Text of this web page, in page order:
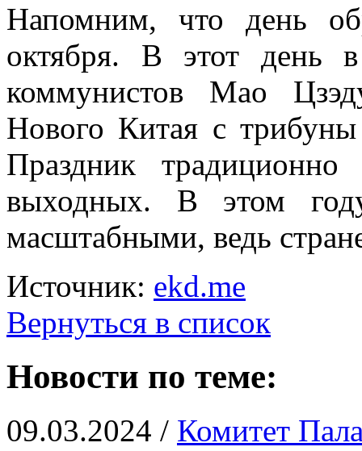
Напомним, что день
октября. В этот день
коммунистов Мао
Нового Китая с
Праздник традиционно
выходных. В этом
масштабными, ведь
Источник: ekd.me
Вернуться в список
Новости по теме:
09.03.2024 / Комитет